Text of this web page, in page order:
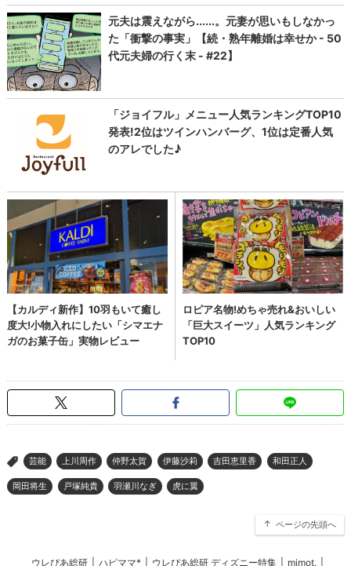
> 芸能 上川周作 仲野太賀 伊藤沙莉 吉田恵里香 和田正人
岡田将生 戸塚純貴 羽瀬川なぎ 虎に翼
ページの先頭へ
ウレぴあ総研 ハピママ* ウレぴあ総研 ディズニー特集 mimot.